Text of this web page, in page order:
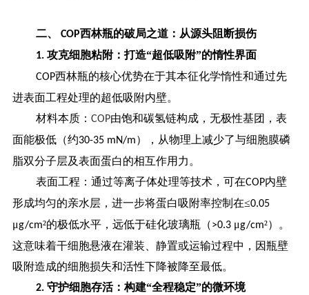
二、 COP西林瓶的破局之道：从源头阻断损伤
1. 攻克细胞粘附：打造“超低吸附”的惰性界面
COP西林瓶的核心优势在于其本征化学惰性和通过先
进表面工程处理的超低吸附内壁。
材料本质： COP由饱和碳氢链构成，无极性基团，表
面能极低（约30-35 mN/m），从物理上减少了与细胞膜磷
脂双分子层及表面蛋白的相互作用力。
表面工程：通过等离子体处理等技术，可在COP内壁
形成均匀的亲水层，进一步将蛋白吸附率控制在≤0.05
μg/cm²的极低水平，远低于硅化玻璃瓶（>0.3 μg/cm²）。
这意味着干细胞悬液在灌装、静置或运输过程中，因瓶壁
吸附造成的细胞损失和活性下降被降至最低。
2. 守护细胞存活：构建“全程稳定”的微环境